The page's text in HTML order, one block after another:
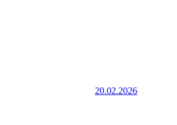
20.02.2026